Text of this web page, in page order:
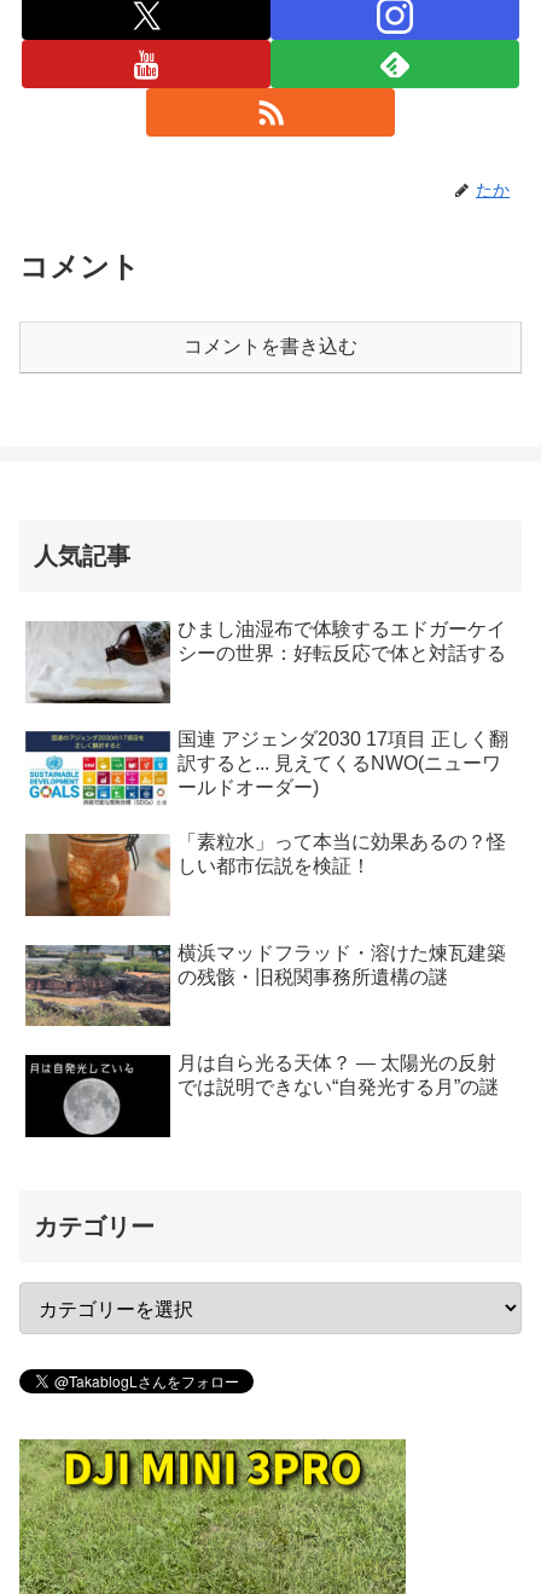
たか
コメント
コメントを書き込む
人気記事
ひまし油湿布で体験するエドガーケイ
シーの世界：好転反応で体と対話する
国連 アジェンダ2030 17項目 正しく翻
訳すると... 見えてくるNWO(ニューワ
ールドオーダー)
「素粒水」って本当に効果あるの？怪
しい都市伝説を検証！
横浜マッドフラッド・溶けた煉瓦建築
の残骸・旧税関事務所遺構の謎
月は自ら光る天体？ ― 太陽光の反射
では説明できない“自発光する月”の謎
カテゴリー